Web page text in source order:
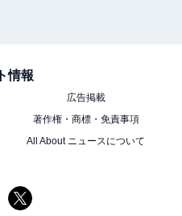
情報
広告掲載
著作権・商標・免責事項
All About ニュースについて